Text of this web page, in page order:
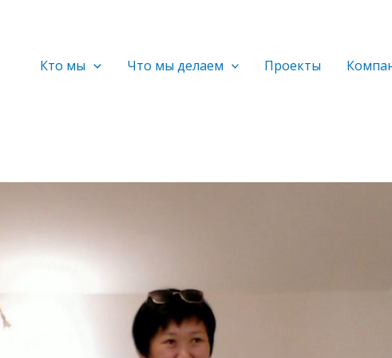
Кто мы Что мы делаем Проекты